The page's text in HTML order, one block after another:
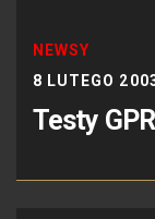
NEWSY
8 LUTEGO
Testy